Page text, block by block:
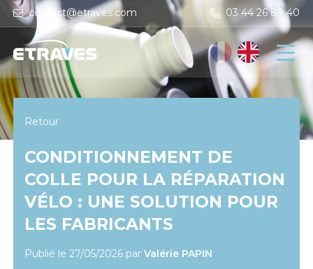
contact@etraves.com 03 44 26 89 40
Retour
CONDITIONNEMENT DE
COLLE POUR LA RÉPARATION
VÉLO : UNE SOLUTION POUR
LES FABRICANTS
Publié le 27/05/2026 parValérie PAPIN